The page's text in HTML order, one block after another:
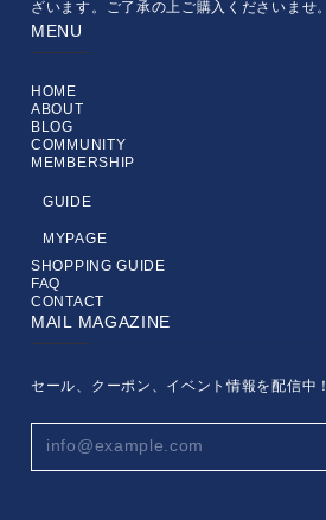
ざいます。ご了承の上ご購入くださいませ。
MENU
HOME
ABOUT
BLOG
COMMUNITY
MEMBERSHIP
GUIDE
MYPAGE
SHOPPING GUIDE
FAQ
CONTACT
MAIL MAGAZINE
セール、クーポン、イベント情報を配信中！